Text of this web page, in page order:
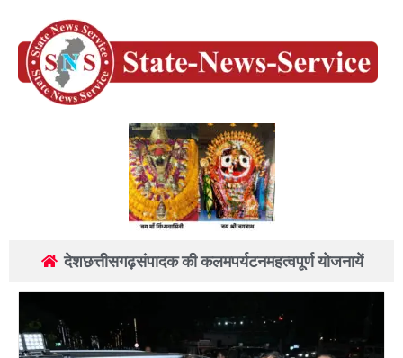
देशछत्तीसगढ़संपादक की कलमपर्यटनमहत्वपूर्ण योजनायें